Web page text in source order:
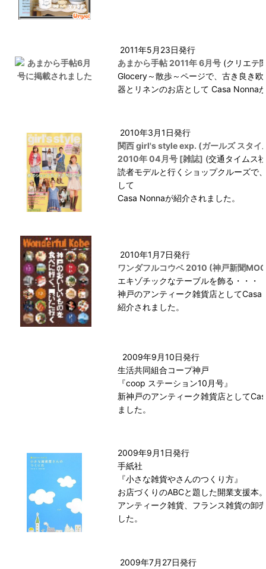
2011年5月23日発行
あまから手帖 2011年 6月号 (クリエテ
Glocery～散歩～ページで、古き良き欧
器とリネンのお店として Casa Nonna
2010年3月1日発行
関西 girl's style exp. (ガールズ スタイ
2010年 04月号 [雑誌] (交通タイムス
読者モデルと行くショップクルーズで
して
Casa Nonnaが紹介されました。
2010年1月7日発行
ワンダフルコウベ 2010 (神戸新聞
エキゾチックなテーブルを飾る・・・
神戸のアンティーク雑貨店としてCasa
紹介されました。
2009年9月10日発行
生活共同組合コープ神戸
『coop ステーション10月号』
新神戸のアンティーク雑貨店として
ました。
2009年9月1日発行
手紙社
『小さな雑貨やさんのつくり方』
お店づくりのABCと題した開業支援本
アンティーク雑貨、フランス雑貨の卸
した。
2009年7月27日発行